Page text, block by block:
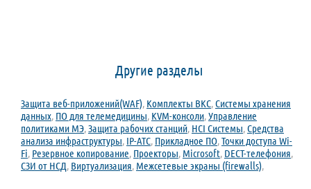
Другие разделы
Защита веб-приложений(WAF), Комплекты ВКС,Системы хранения
данных, ПО для телемедицины, KVM-консоли,Управление
политиками МЭ,Защита рабочих станций, HCI Системы,Средства
анализа инфраструктуры, IP-ATC, Прикладное ПО,Точки доступа Wi-
Fi, Резервное копирование, Проекторы, Microsoft, DECT-телефония,
СЗИ от НСД, Виртуализация, Межсетевые экраны (firewalls),